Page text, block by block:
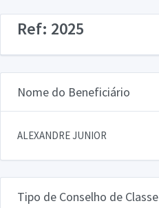
Ref: 2025
Nome do Beneficiário
ALEXANDRE JUNIOR
Tipo de Conselho de Classe